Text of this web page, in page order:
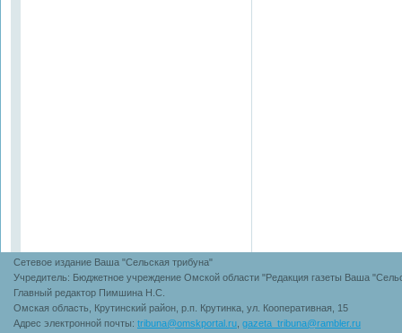
Сетевое издание Ваша "Сельская трибуна"
Учредитель: Бюджетное учреждение Омской области "Редакция газеты Ваша
Главный редактор Пимшина Н.С.
Омская область, Крутинский район, р.п. Крутинка, ул. Кооперативная, 15
Адрес электронной почты: tribuna@omskportal.ru gazeta_tribuna@rambler.ru